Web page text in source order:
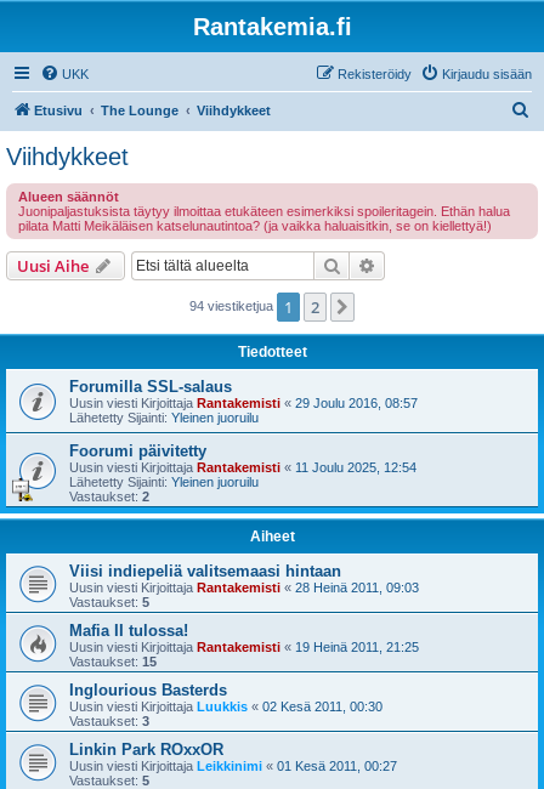
Rantakemia.fi
UKK Kirjaudu sisään
Rekisteröidy
Etusivu The Lounge Viihdykkeet
Viihdykkeet
Alueen säännöt
Juonipaljastuksista täytyy ilmoittaa etukäteen esimerkiksi spoileritagein. Ethän halua
pilata Matti Meikäläisen katselunautintoa? (ja vaikka haluaisitkin, se on kiellettyä!)
Uusi Aihe Etsi
94 viestiketjua 1 2
Tiedotteet
Forumilla SSL-salaus
Uusin viesti Kirjoittaja Rantakemisti « 29 Joulu 2016, 08:57
Lähetetty Sijainti: Yleinen juoruilu
Foorumi päivitetty
Uusin viesti Kirjoittaja Rantakemisti « 11 Joulu 2025, 12:54
Lähetetty Sijainti: Yleinen juoruilu
Vastaukset: 2
Aiheet
Viisi indiepeliä valitsemaasi hintaan
Uusin viesti Kirjoittaja Rantakemisti « 28 Heinä 2011, 09:03
Vastaukset: 5
Mafia II tulossa!
Uusin viesti Kirjoittaja Rantakemisti « 19 Heinä 2011, 21:25
Vastaukset: 15
Inglourious Basterds
Uusin viesti Kirjoittaja Luukkis « 02 Kesä 2011, 00:30
Vastaukset: 3
Linkin Park ROxxOR
Uusin viesti Kirjoittaja Leikkinimi « 01 Kesä 2011, 00:27
Vastaukset: 5